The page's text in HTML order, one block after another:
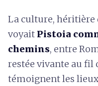
La culture,
voyait Pistoia
chemins, entre
restée vivante au fil
témoignent les